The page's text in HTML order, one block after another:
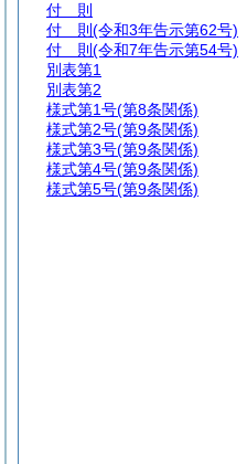
付 則
付 則 (令和3年告示第62号)
付 則 (令和7年告示第54号)
別表第1
別表第2
様式第1号(第8条関係)
様式第2号(第9条関係)
様式第3号(第9条関係)
様式第4号(第9条関係)
様式第5号(第9条関係)